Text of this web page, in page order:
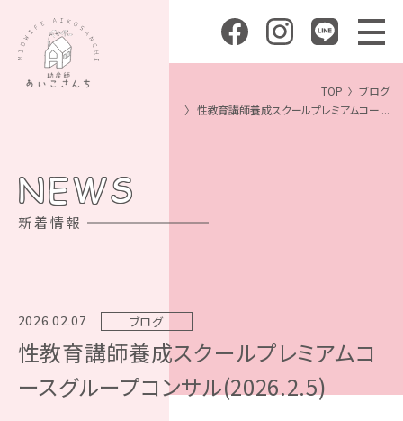
TOP
ブログ
性教育講師養成スクールプレミアムコー ...
NEWS
新着情報
2026.02.07 ブログ
性教育講師養成スクールプレミアムコ
ースグループコンサル(2026.2.5)